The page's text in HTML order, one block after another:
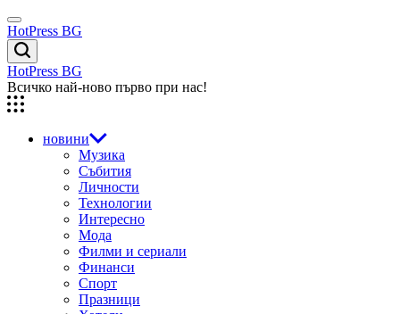
Skip
to
content
Menu
HotPress BG
Търсене
HotPress BG
Всичко най-ново първо при нас!
новини
Музика
Събития
Личности
Технологии
Интересно
Мода
Филми и сериали
Финанси
Спорт
Празници